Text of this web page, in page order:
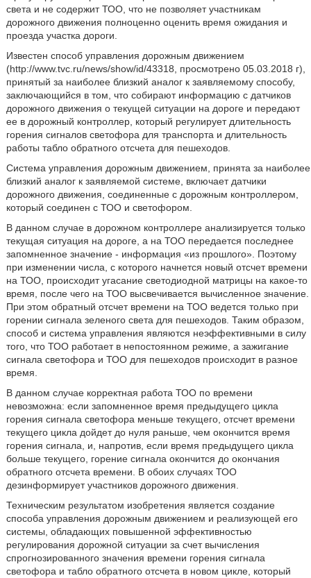
света и не содержит ТОО, что не позволяет участникам
дорожного движения полноценно оценить время ожидания и
проезда участка дороги.
Известен способ управления дорожным движением
(http://www.tvc.ru/news/show/id/43318, просмотрено 05.03.2018 г),
принятый за наиболее близкий аналог к заявляемому способу,
заключающийся в том, что собирают информацию с датчиков
дорожного движения о текущей ситуации на дороге и передают
ее в дорожный контроллер, который регулирует длительность
горения сигналов светофора для транспорта и длительность
работы табло обратного отсчета для пешеходов.
Система управления дорожным движением, принята за наиболее
близкий аналог к заявляемой системе, включает датчики
дорожного движения, соединенные с дорожным контроллером,
который соединен с ТОО и светофором.
В данном случае в дорожном контроллере анализируется только
текущая ситуация на дороге, а на ТОО передается последнее
запомненное значение - информация «из прошлого». Поэтому
при изменении числа, с которого начнется новый отсчет времени
на ТОО, происходит угасание светодиодной матрицы на какое-то
время, после чего на ТОО высвечивается вычисленное значение.
При этом обратный отсчет времени на ТОО ведется только при
горении сигнала зеленого света для пешеходов. Таким образом,
способ и система управления являются неэффективными в силу
того, что ТОО работает в непостоянном режиме, а зажигание
сигнала светофора и ТОО для пешеходов происходит в разное
время.
В данном случае корректная работа ТОО по времени
невозможна: если запомненное время предыдущего цикла
горения сигнала светофора меньше текущего, отсчет времени
текущего цикла дойдет до нуля раньше, чем окончится время
горения сигнала, и, напротив, если время предыдущего цикла
больше текущего, горение сигнала окончится до окончания
обратного отсчета времени. В обоих случаях ТОО
дезинформирует участников дорожного движения.
Техническим результатом изобретения является создание
способа управления дорожным движением и реализующей его
системы, обладающих повышенной эффективностью
регулирования дорожной ситуации за счет вычисления
спрогнозированного значения времени горения сигнала
светофора и табло обратного отсчета в новом цикле, который